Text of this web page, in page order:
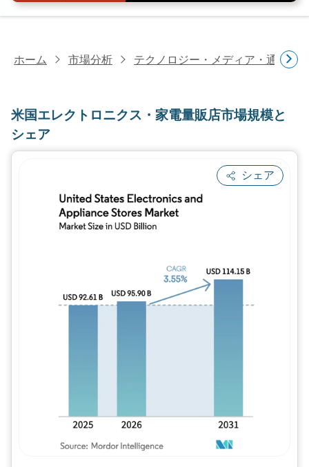
ホーム 市場分析 テクノロジー・メディア・通信研
米国エレクトロニクス・家電量販店市場規模と
シェア
シェア